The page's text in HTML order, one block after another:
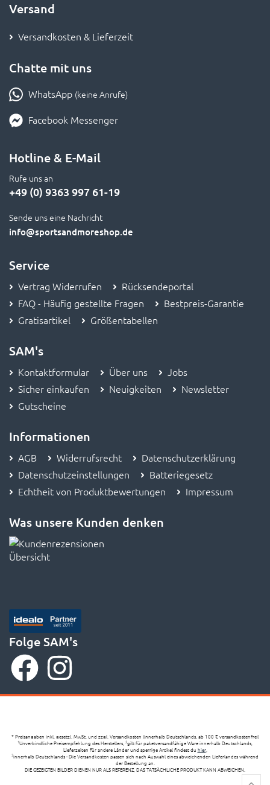
Versand
Versandkosten & Lieferzeit
Chatte mit uns
WhatsApp (keine Anrufe)
Facebook Messenger
Hotline & E-Mail
Rufe uns an
+49 (0) 9363 997 61-19
Sende uns eine Nachricht
info@sportsandmoreshop.de
Service
Vertrag Widerrufen
Rücksendeportal
FAQ - Häufig gestellte Fragen
Bestpreis-Garantie
Gratisartikel
Größentabellen
SAM's
Kontaktformular Über uns
Jobs
Sicher einkaufen
Neuigkeiten
Newsletter
Gutscheine
Informationen
AGB Widerrufsrecht
Datenschutzerklärung
Datenschutzeinstellungen
Batteriegesetz
Echtheit von Produktbewertungen
Impressum
Was unsere Kunden denken
Folge SAM's
* Preisangaben inkl. gesetzl. MwSt. und zzgl. Versandkosten (innerhalb Deutschlands, ab 100 € versandkostenfrei)
1Unverbindliche Preisempfehlung des Herstellers, 2gilt für paketversandfähige Ware innerhalb Deutschlands,
Lieferzeiten für andere Länder und sperrige Artikel findest du hier,
3innerhalb Deutschlands - Die Versandkosten passen sich nach Auswahl eines abweichenden Lieferlandes während
der Bestellung an.
DIE GEZEIGTEN BILDER DIENEN NUR ALS REFERENZ, DAS TATSÄCHLICHE PRODUKT KANN ABWEICHEN.